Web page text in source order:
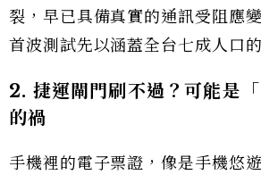
裂，早已具備真實的通訊受阻應
首波測試先以涵蓋全台七成人口
2. 捷運閘門刷不過？可能是
的禍
手機裡的電子票證，像是手機悠